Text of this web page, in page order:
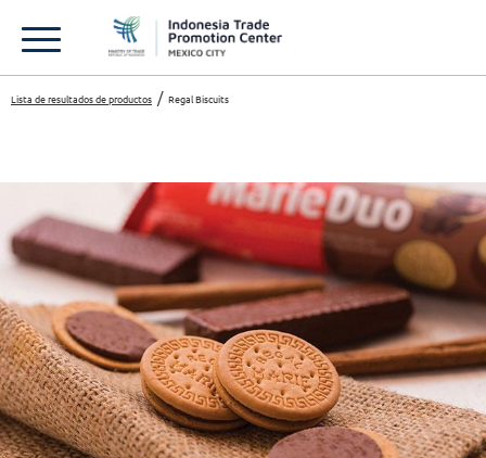
Lista de resultados de productos Regal Biscuits